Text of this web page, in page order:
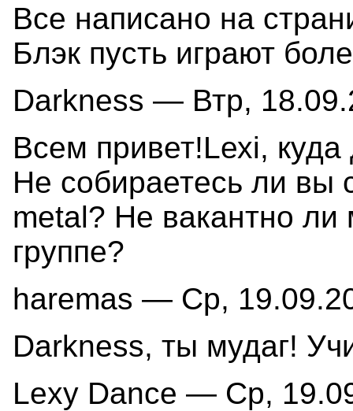
Все написано на
Блэк пусть играют
Darkness — Втр,
Всем привет!Lехi,
Не собираетесь ли вы
metаl? Не вакантно
группе?
haremas — Ср,
Darkness, ты мудаг!
Lexy Dance — Ср,